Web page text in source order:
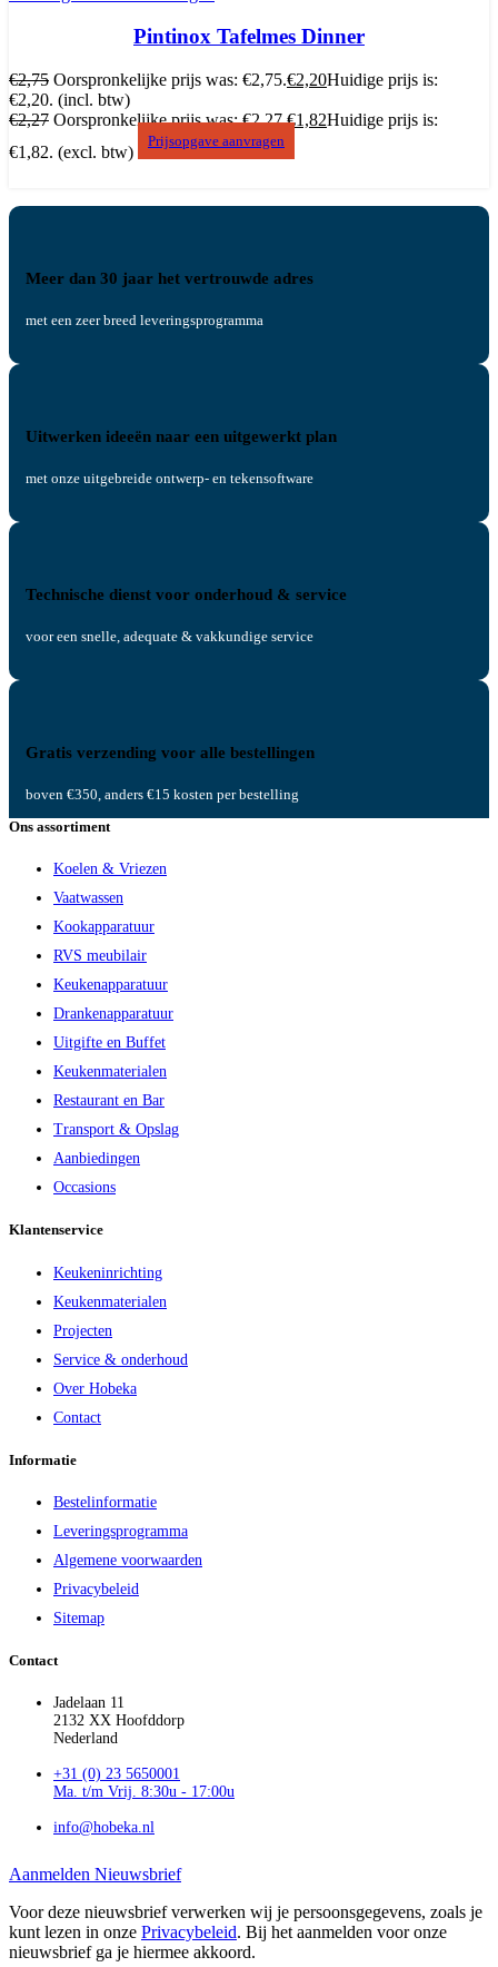
Pintinox Tafelmes Dinner
€2,75 Oorspronkelijke prijs was: €2,75.€2,20Huidige prijs is:
€2,20. (incl. btw)
€2,27 Oorspronkelijke prijs was: €2,27.€1,82Huidige prijs is:
€1,82. (excl. btw)
Prijsopgave aanvragen
Meer dan 30 jaar het vertrouwde adres
met een zeer breed leveringsprogramma
Uitwerken ideeën naar een uitgewerkt plan
met onze uitgebreide ontwerp- en tekensoftware
Technische dienst voor onderhoud & service
voor een snelle, adequate & vakkundige service
Gratis verzending voor alle bestellingen
boven €350, anders €15 kosten per bestelling
Ons assortiment
Koelen & Vriezen
Vaatwassen
Kookapparatuur
RVS meubilair
Keukenapparatuur
Drankenapparatuur
Uitgifte en Buffet
Keukenmaterialen
Restaurant en Bar
Transport & Opslag
Aanbiedingen
Occasions
Klantenservice
Keukeninrichting
Keukenmaterialen
Projecten
Service & onderhoud
Over Hobeka
Contact
Informatie
Bestelinformatie
Leveringsprogramma
Algemene voorwaarden
Privacybeleid
Sitemap
Contact
Jadelaan 11
2132 XX Hoofddorp
Nederland
+31 (0) 23 5650001
Ma. t/m Vrij. 8:30u - 17:00u
info@hobeka.nl
Aanmelden Nieuwsbrief
Voor deze nieuwsbrief verwerken wij je persoonsgegevens, zoals je
kunt lezen in onze Privacybeleid. Bij het aanmelden voor onze
nieuwsbrief ga je hiermee akkoord.